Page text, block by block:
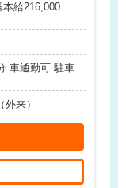
給216,000
車通勤可 駐車
来）